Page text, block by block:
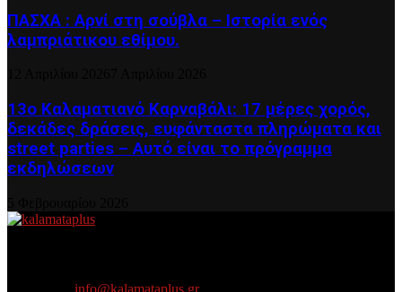
ΠΑΣΧΑ : Αρνί στη σούβλα – Ιστορία ενός
λαμπριάτικου εθίμου.
13ο Καλαματιανό Καρναβάλι: 17 μέρες χορός,
δεκάδες δράσεις, ευφάνταστα πληρώματα και
street parties – Αυτό είναι το πρόγραμμα
εκδηλώσεων
info@kalamataplus.gr